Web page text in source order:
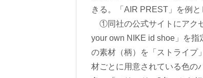
きる。「AIR PREST」を例
①同社の公式サイトにアク
your own NIKE id shoe」を
の素材（柄）を「ストライプ
材ごとに用意されている色